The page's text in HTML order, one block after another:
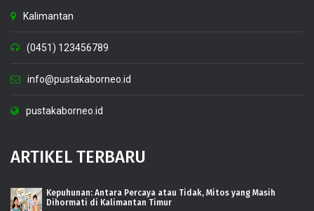
Kalimantan
(0451) 123456789
info@pustakaborneo.id
pustakaborneo.id
ARTIKEL TERBARU
Kepuhunan: Antara Percaya atau Tidak, Mitos yang Masih
Dihormati di Kalimantan Timur